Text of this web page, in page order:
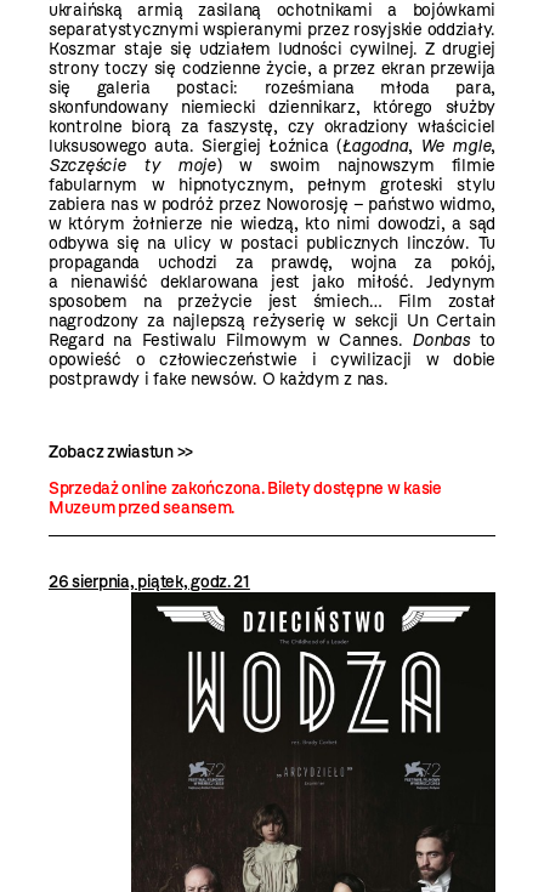
ukraińską armią zasilaną ochotnikami a bojówkami
separatystycznymi wspieranymi przez rosyjskie oddziały.
Koszmar staje się udziałem ludności cywilnej. Z drugiej
strony toczy się codzienne życie, a przez ekran przewija
się galeria postaci: roześmiana młoda para,
skonfundowany niemiecki dziennikarz, którego służby
kontrolne biorą za faszystę, czy okradziony właściciel
luksusowego auta. Siergiej Łoźnica (Łagodna, We mgle,
Szczęście ty moje) w swoim najnowszym filmie
fabularnym w hipnotycznym, pełnym groteski stylu
zabiera nas w podróż przez Noworosję – państwo widmo,
w którym żołnierze nie wiedzą, kto nimi dowodzi, a sąd
odbywa się na ulicy w postaci publicznych linczów. Tu
propaganda uchodzi za prawdę, wojna za pokój,
a nienawiść deklarowana jest jako miłość. Jedynym
sposobem na przeżycie jest śmiech… Film został
nagrodzony za najlepszą reżyserię w sekcji Un Certain
Regard na Festiwalu Filmowym w Cannes. Donbasto
opowieść o człowieczeństwie i cywilizacji w dobie
postprawdy i fake newsów. O każdym z nas.
Zobacz zwiastun >>
Sprzedaż online zakończona. Bilety dostępne w kasie
Muzeum przed seansem.
26 sierpnia, piątek, godz. 21